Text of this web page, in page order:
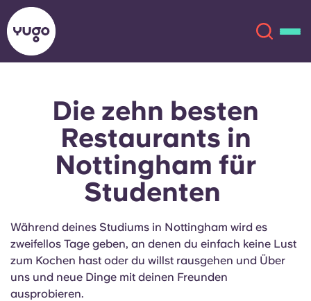
Über uns
Standorte
Konto
English (GB)
English (US)
Chinese
Català Deutsch
Italian French
Die zehn besten
Restaurants in
Nottingham für
Studenten
Während deines Studiums in Nottingham wird es
zweifellos Tage geben, an denen du einfach keine Lust
zum Kochen hast oder du willst rausgehen und Über
uns und neue Dinge mit deinen Freunden
ausprobieren.